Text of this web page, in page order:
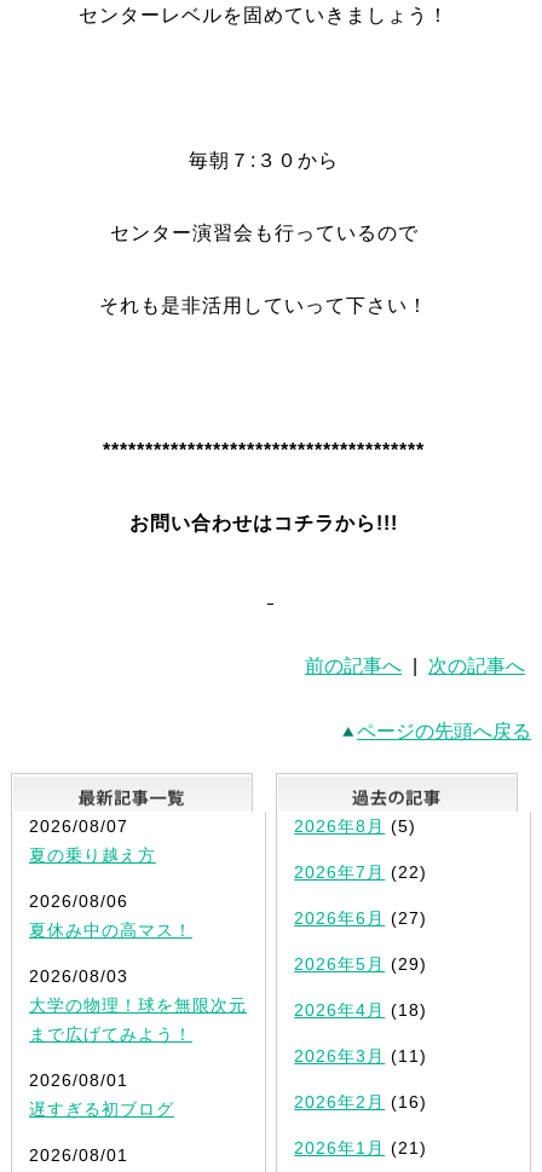
センターレベルを固めていきましょう！
毎朝７:３０から
センター演習会も行っているので
それも是非活用していって下さい！
**************************************
お問い合わせはコチラから!!!
前の記事へ 次の記事へ
ページの先頭へ戻る
最新記事一覧
2026/08/07
夏の乗り越え方
2026/08/06
夏休み中の高マス！
2026/08/03
大学の物理！球を無限次元
まで広げてみよう！
2026/08/01
遅すぎる初ブログ
2026/08/01
2026年8月 (5)
2026年7月 (22)
2026年6月 (27)
2026年5月 (29)
2026年4月 (18)
2026年3月 (11)
2026年2月 (16)
2026年1月 (21)